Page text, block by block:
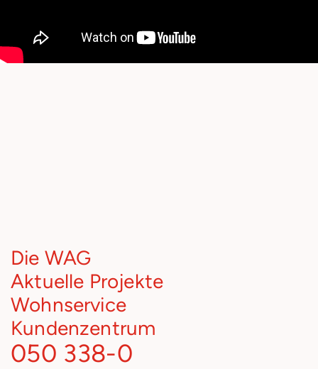
Die WAG
Aktuelle Projekte
Wohnservice
Kundenzentrum
050 338-0